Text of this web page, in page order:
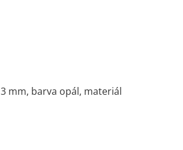
mm, barva opál, materiál